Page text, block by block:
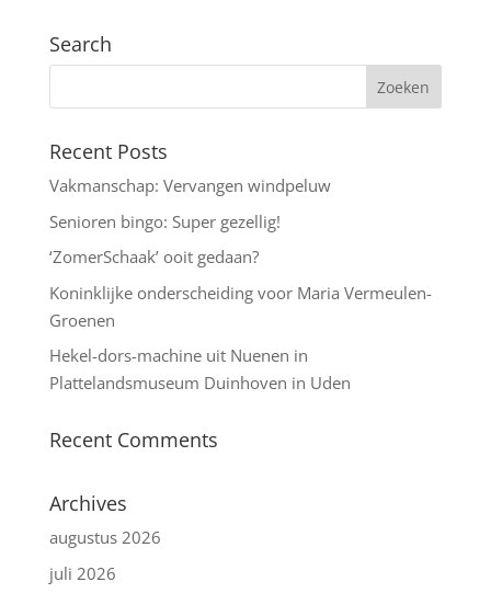
Search
Recent Posts
Vakmanschap: Vervangen windpeluw
Senioren bingo: Super gezellig!
‘ZomerSchaak’ ooit gedaan?
Koninklijke onderscheiding voor Maria Vermeulen-
Groenen
Hekel-dors-machine uit Nuenen in
Plattelandsmuseum Duinhoven in Uden
Recent Comments
Archives
augustus 2026
juli 2026